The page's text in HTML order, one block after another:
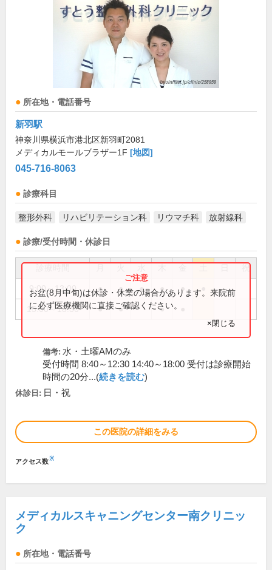
所在地・電話番号
新羽駅
神奈川県横浜市港北区新羽町2081
メディカルモールブラザー1F [地図]
045-716-8063
診療科目
整形外科 リハビリテーション科 リウマチ科 放射線科
診療/受付時間・休診日
祝
9:00～13:00 ● ● ● ● ●
15:00～18:30 ● ● ●
お盆(8月中旬)は休診・休業の場合があります。来院前
に必ず医療機関に直接ご確認ください。
×閉じる
備考: 水・土曜AMのみ
受付時間 8:40～12:30 14:40～18:00 受付は診療開始
時間の20分...(続きを読む)
休診日: 日・祝
この医院の詳細をみる
アクセス数※
メディカルスキャニングセンター南クリニッ
ク
所在地・電話番号